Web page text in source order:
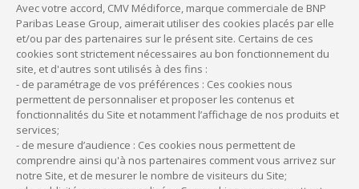
À lire aussi :
Médecins : remplaçant ou collaborateur,
quelle différence pour le titulaire ?
Avec votre accord, CMV Médiforce, marque commerciale de BNP
Paribas Lease Group, aimerait utiliser des cookies placés par elle
et/ou par des partenaires sur le présent site. Certains de ces
cookies sont strictement nécessaires au bon fonctionnement du
site, et d'autres sont utilisés à des fins :
- de paramétrage de vos préférences : Ces cookies nous
permettent de personnaliser et proposer les contenus et
fonctionnalités du Site et notamment l’affichage de nos produits et
services;
- de mesure d’audience : Ces cookies nous permettent de
comprendre ainsi qu'à nos partenaires comment vous arrivez sur
notre Site, et de mesurer le nombre de visiteurs du Site;